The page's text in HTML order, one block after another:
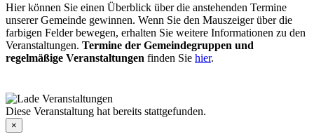
Hier können Sie einen Überblick über die anstehenden Termine
unserer Gemeinde gewinnen. Wenn Sie den Mauszeiger über die
farbigen Felder bewegen, erhalten Sie weitere Informationen zu den
Veranstaltungen. Termine der Gemeindegruppen und
regelmäßige Veranstaltungen finden Sie hier.
Diese Veranstaltung hat bereits stattgefunden.
×